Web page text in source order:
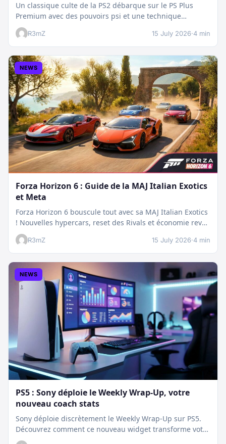
Un classique culte de la PS2 débarque sur le PS Plus
Premium avec des pouvoirs psi et une technique
boostée.…
R3mZ 15 July 2026·4 min
NEWS
Forza Horizon 6 : Guide de la MAJ Italian Exotics
et Meta
Forza Horizon 6 bouscule tout avec sa MAJ Italian Exotics
! Nouvelles hypercars, reset des Rivals et économie revue
:…
R3mZ 15 July 2026·4 min
NEWS
PS5 : Sony déploie le Weekly Wrap-Up, votre
nouveau coach stats
Sony déploie discrètement le Weekly Wrap-Up sur PS5.
Découvrez comment ce nouveau widget transforme votre
dashboard et booste votre suivi…